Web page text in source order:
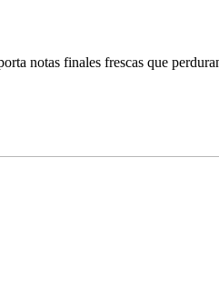
notas finales frescas que